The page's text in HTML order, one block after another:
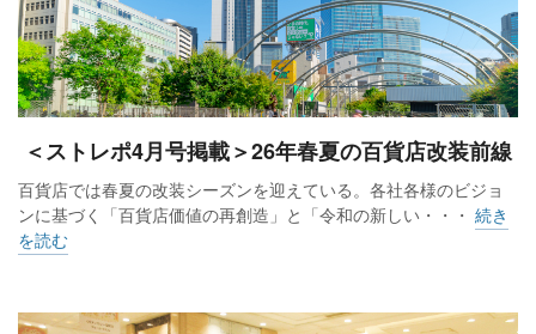
＜ストレポ4月号掲載＞26年春夏の百貨店改装前線
百貨店では春夏の改装シーズンを迎えている。各社各様のビジョ
ンに基づく「百貨店価値の再創造」と「令和の新しい・・・ 続き
を読む